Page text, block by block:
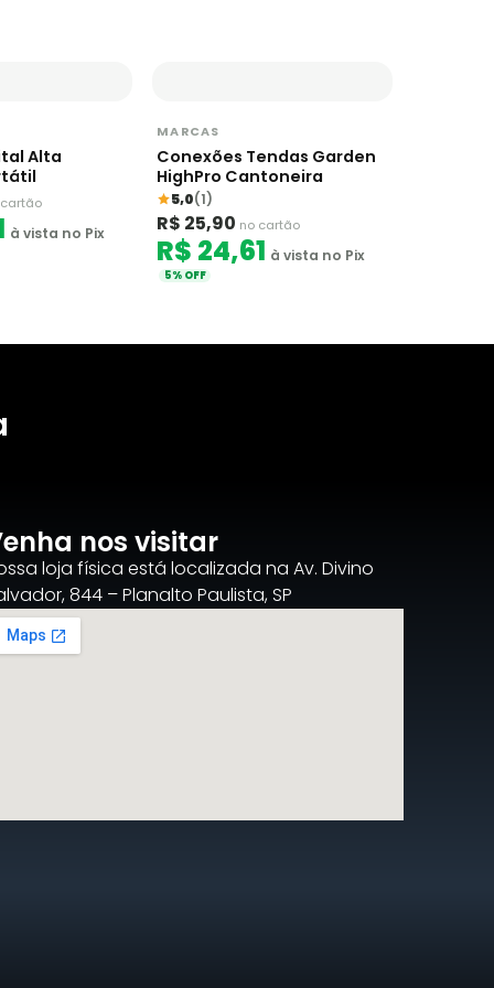
Alta
à vista no Pix
MARCAS
Conexões Tendas Garden
HighPro Cantoneira
5,0(1)
R$ 25,90 no cartão
R$ 24,61 à vista no Pix
5% OFF
nos visitar
loja física está localizada na Av. Divino
844 – Planalto Paulista, SP